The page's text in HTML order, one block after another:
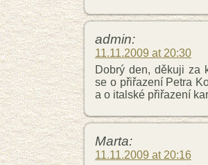
admin:
11.11.2009 at 20:30
Dobrý den, děkuji za
se o přiřazení Petra
a o italské přiřazení
Marta:
11.11.2009 at 20:16